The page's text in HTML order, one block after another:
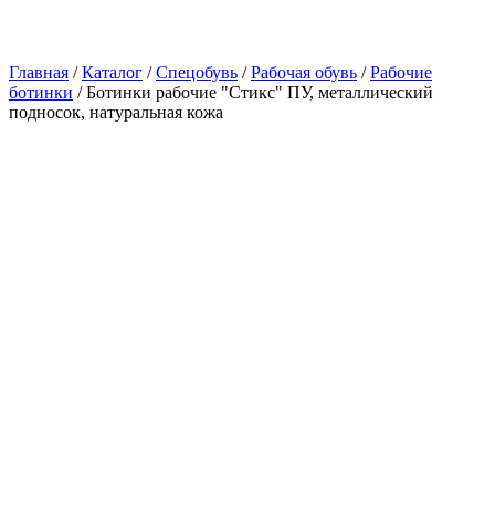
Главная / Каталог / Спецобувь / Рабочая обувь / Рабочие
ботинки / Ботинки рабочие "Стикс" ПУ, металлический
подносок, натуральная кожа